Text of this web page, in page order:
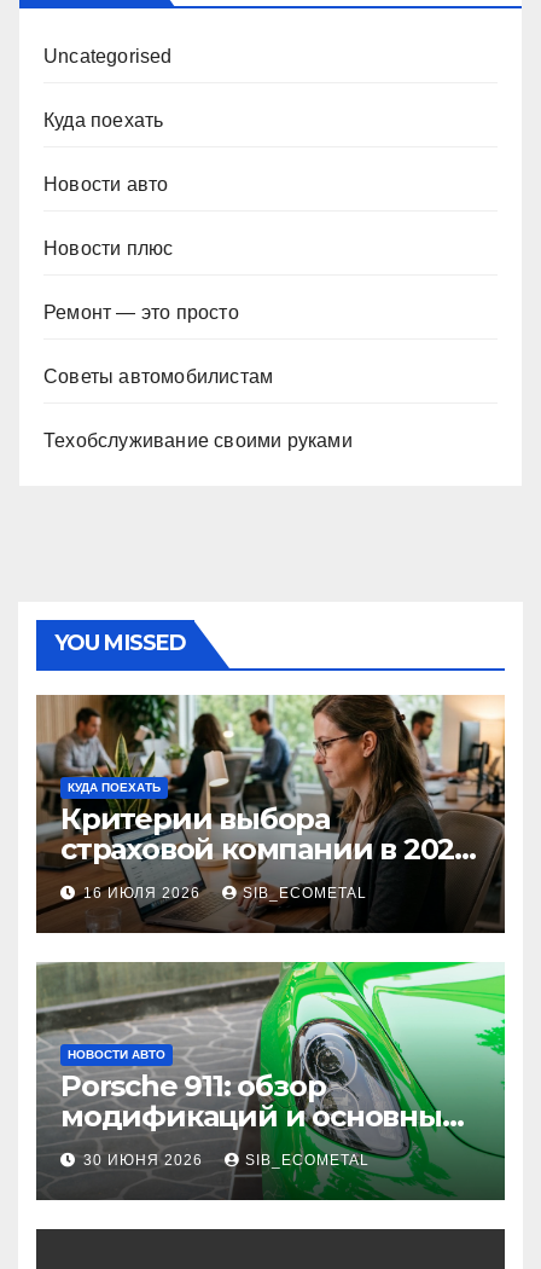
Uncategorised
Куда поехать
Новости авто
Новости плюс
Ремонт — это просто
Советы автомобилистам
Техобслуживание своими руками
YOU MISSED
КУДА ПОЕХАТЬ
Критерии выбора
страховой компании в 2026
году: надежность и
реальные отзывы о
выплатах
16 ИЮЛЯ 2026 SIB_ECOMETAL
НОВОСТИ АВТО
Porsche 911: обзор
модификаций и основные
характеристики
30 ИЮНЯ 2026 SIB_ECOMETAL